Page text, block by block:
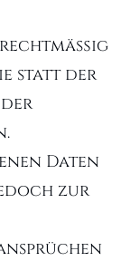
statt der
Daten
zur